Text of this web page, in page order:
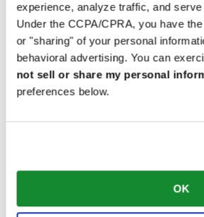
experience, analyze traffic, and
Under the CCPA/CPRA, you have
or "sharing" of your personal
behavioral advertising. You can
not sell or share my personal
preferences below.
OK
Найти магазин
Новое
DS Action Diver 40.5mm